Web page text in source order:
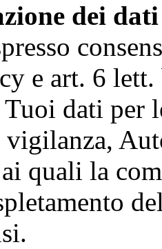
dei dati
e art. 6
dati per
quali la